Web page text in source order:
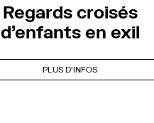
Regards croisés
d’enfants en exil
PLUS D'INFOS